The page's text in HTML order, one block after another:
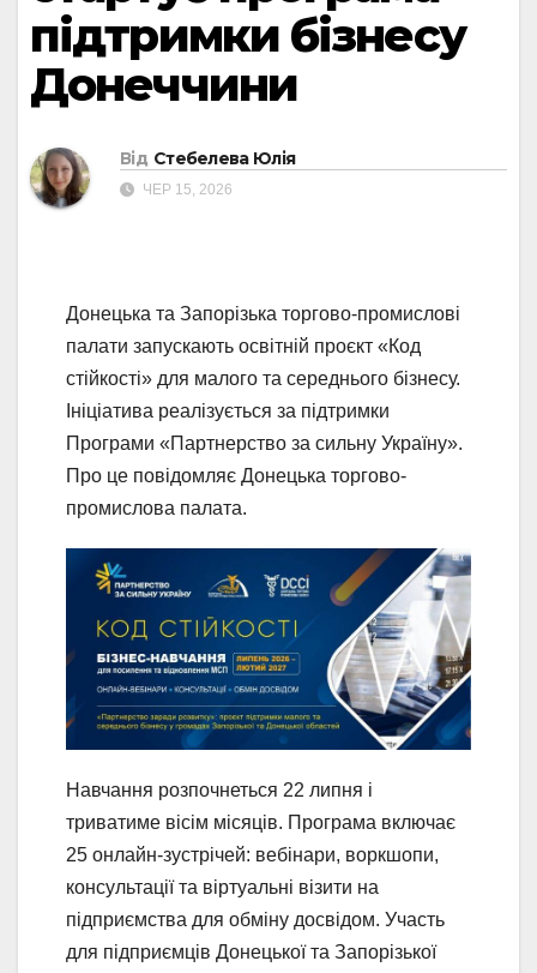
підтримки бізнесу
Донеччини
Від Стебелева Юлія
ЧЕР 15, 2026
Донецька та Запорізька торгово-промислові
палати запускають освітній проєкт «Код
стійкості» для малого та середнього бізнесу.
Ініціатива реалізується за підтримки
Програми «Партнерство за сильну Україну».
Про це повідомляє Донецька торгово-
промислова палата.
Навчання розпочнеться 22 липня і
триватиме вісім місяців. Програма включає
25 онлайн-зустрічей: вебінари, воркшопи,
консультації та віртуальні візити на
підприємства для обміну досвідом. Участь
для підприємців Донецької та Запорізької